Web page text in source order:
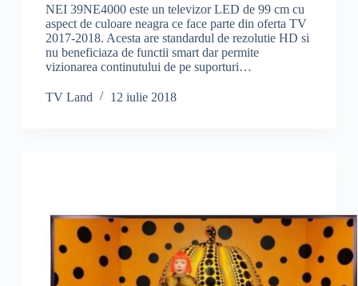
NEI 39NE4000 este un televizor LED de 99 cm cu
aspect de culoare neagra ce face parte din oferta TV
2017-2018. Acesta are standardul de rezolutie HD si
nu beneficiaza de functii smart dar permite
vizionarea continutului de pe suporturi…
TV Land 12 iulie 2018